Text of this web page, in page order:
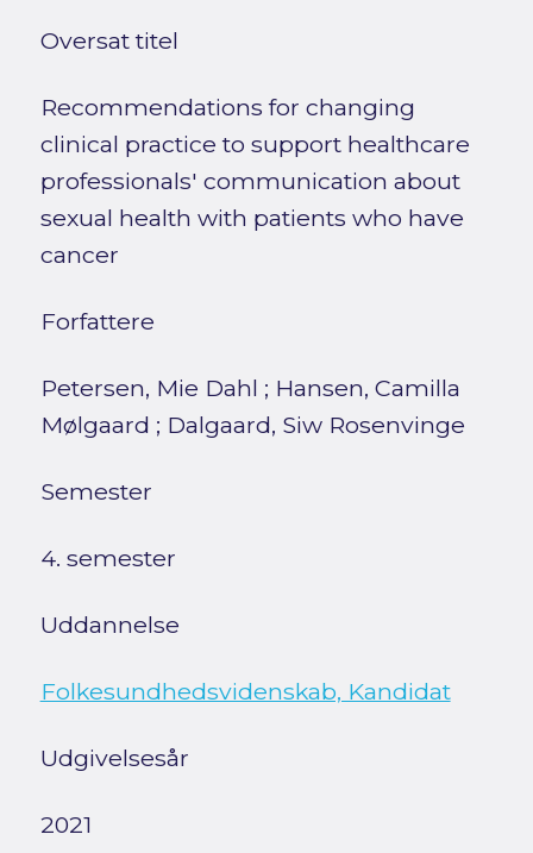
Oversat titel
Recommendations for changing
clinical practice to support healthcare
professionals' communication about
sexual health with patients who have
cancer
Forfattere
Petersen, Mie Dahl ; Hansen, Camilla
Mølgaard ; Dalgaard, Siw Rosenvinge
Semester
4. semester
Uddannelse
Folkesundhedsvidenskab, Kandidat
Udgivelsesår
2021